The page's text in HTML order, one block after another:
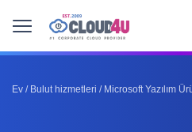
Ev / Bulut hizmetleri / Microsoft Yazılım